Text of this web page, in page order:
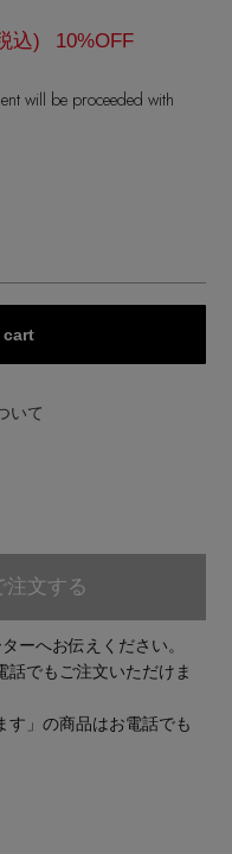
ど)
込) 10%OFF
will be proceeded with
cart
いて
注文する
ーへお伝えください。
でもご注文いただけま
」の商品はお電話でも